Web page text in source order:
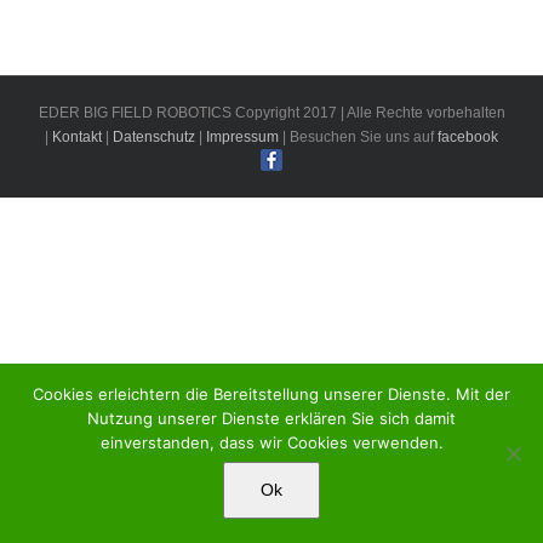
EDER BIG FIELD ROBOTICS Copyright 2017 | Alle Rechte vorbehalten
Kontakt| Datenschutz Impressum | Besuchen Sie uns auffacebook
Cookies erleichtern die Bereitstellung unserer Dienste. Mit der
Nutzung unserer Dienste erklären Sie sich damit
einverstanden, dass wir Cookies verwenden.
Ok